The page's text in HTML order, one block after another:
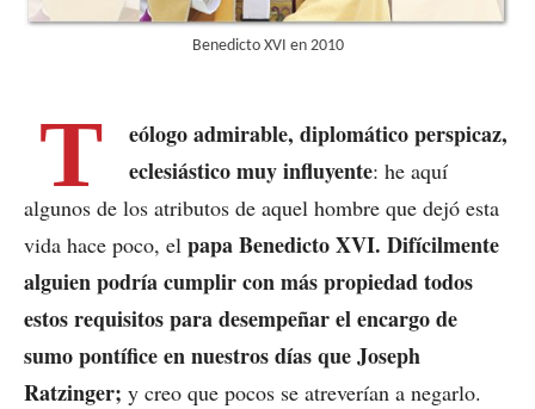
Benedicto XVI en 2010
T
eólogo admirable, diplomático perspicaz,
eclesiástico muy influyente: he aquí
algunos de los atributos de aquel hombre que dejó esta
vida hace poco, el papa Benedicto XVI. Difícilmente
alguien podría cumplir con más propiedad todos
estos requisitos para desempeñar el encargo de
sumo pontífice en nuestros días que Joseph
Ratzinger; y creo que pocos se atreverían a negarlo.